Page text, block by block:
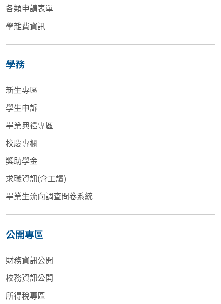
各類申請表單
學雜費資訊
學務
新生專區
學生申訴
畢業典禮專區
校慶專欄
獎助學金
求職資訊(含工讀)
畢業生流向調查問卷系統
公開專區
財務資訊公開
校務資訊公開
所得稅專區